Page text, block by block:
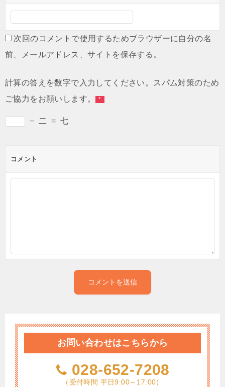
次回のコメントで使用するためブラウザーに自分の名
前、メールアドレス、サイトを保存する。
計算の答えを数字で入力してください。スパム対策のため
ご協力をお願いします。 *
− 二 = 七
コメント
お問い合わせはこちらから
028-652-7208
（受付時間 平日9:00～17:00）